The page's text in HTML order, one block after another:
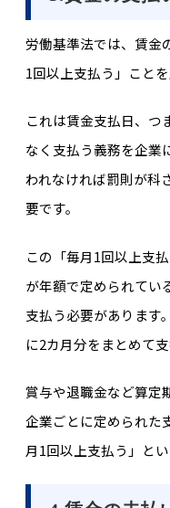
労働基準法では、賃金
1回以上支払う」こと
これは賃金支払日、つ
なく支払う義務を企業
われなければ罰則が科
要です。
この「毎月1回以上支
が年額で定められてい
支払う必要があります
に2カ月分をまとめて
賞与や退職金など算定
企業ごとに定められた
月1回以上支払う」と